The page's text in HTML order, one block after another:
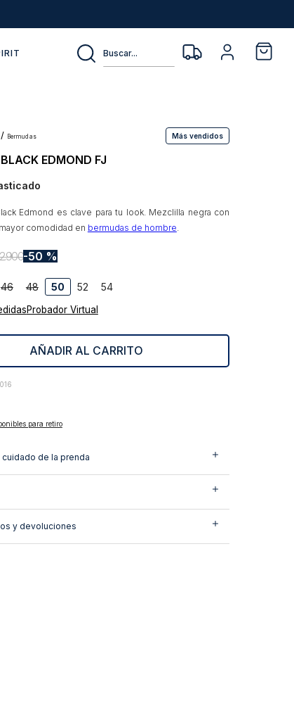
Buscar...
bermudas Más vendidos
EDMOND FJ
Edmond es clave para tu look. Mezclilla negra con
comodidad en bermudas de hombre.
.900 50 %
46 48 50 52 54
Probador Virtual
AÑADIR AL CARRITO
para retiro
de la prenda
y devoluciones